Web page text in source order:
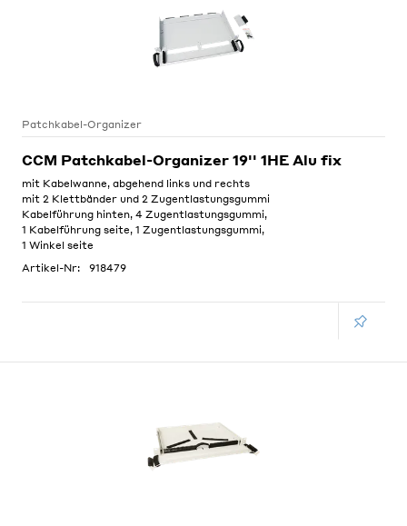
Patchkabel-Organizer
CCM Patchkabel-Organizer 19'' 1HE Alu fix
mit Kabelwanne, abgehend links und rechts
mit 2 Klettbänder und 2 Zugentlastungsgummi
Kabelführung hinten, 4 Zugentlastungsgummi,
1 Kabelführung seite, 1 Zugentlastungsgummi,
1 Winkel seite
Artikel-Nr:
918479